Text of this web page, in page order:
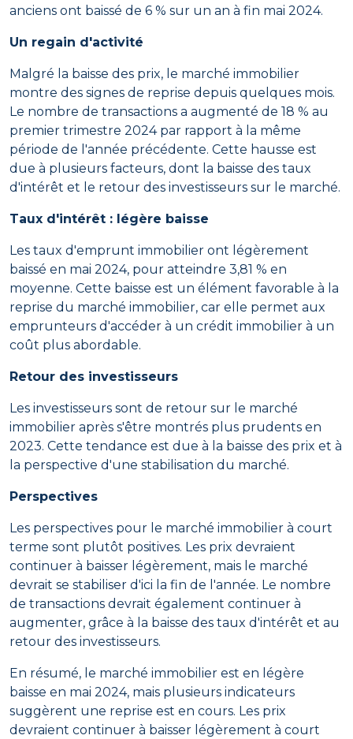
anciens ont baissé de 6 % sur un an à fin mai 2024.
Un regain d'activité
Malgré la baisse des prix, le marché immobilier
montre des signes de reprise depuis quelques mois.
Le nombre de transactions a augmenté de 18 % au
premier trimestre 2024 par rapport à la même
période de l'année précédente. Cette hausse est
due à plusieurs facteurs, dont la baisse des taux
d'intérêt et le retour des investisseurs sur le marché.
Taux d'intérêt : légère baisse
Les taux d'emprunt immobilier ont légèrement
baissé en mai 2024, pour atteindre 3,81 % en
moyenne. Cette baisse est un élément favorable à la
reprise du marché immobilier, car elle permet aux
emprunteurs d'accéder à un crédit immobilier à un
coût plus abordable.
Retour des investisseurs
Les investisseurs sont de retour sur le marché
immobilier après s'être montrés plus prudents en
2023. Cette tendance est due à la baisse des prix et à
la perspective d'une stabilisation du marché.
Perspectives
Les perspectives pour le marché immobilier à court
terme sont plutôt positives. Les prix devraient
continuer à baisser légèrement, mais le marché
devrait se stabiliser d'ici la fin de l'année. Le nombre
de transactions devrait également continuer à
augmenter, grâce à la baisse des taux d'intérêt et au
retour des investisseurs.
En résumé, le marché immobilier est en légère
baisse en mai 2024, mais plusieurs indicateurs
suggèrent une reprise est en cours. Les prix
devraient continuer à baisser légèrement à court